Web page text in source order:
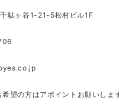
駄ヶ谷1-21-5松村ビル1F
望の方はアポイントお願いしま